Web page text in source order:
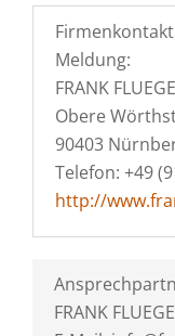
Meldung:
FRANK
Obere
90403
Telefon: +49
http://
FRANK